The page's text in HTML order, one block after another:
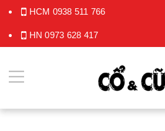
HCM 0938 511 766
HN0973 628 417